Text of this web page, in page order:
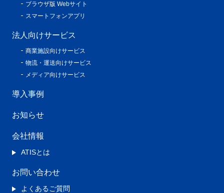
ブラウザ版 Webサイト
スマートフォンアプリ
法人向けサービス
商業施設向けサービス
物流・運送向けサービス
メディア向けサービス
導入事例
お知らせ
会社情報
ATISとは
お問い合わせ
よくあるご質問